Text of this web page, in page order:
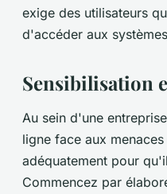
exige des utilisateurs
d'accéder aux
Sensibilisation
Au sein d'une
ligne face aux
adéquatement pour
Commencez par